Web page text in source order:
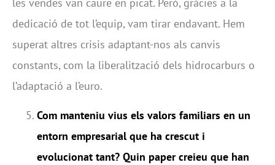
dedicació de tot l’equip, vam tirar endavant. Hem
superat altres crisis adaptant-nos als canvis
constants, com la liberalització dels hidrocarburs o
l’adaptació a l’euro.
Com manteniu vius els valors familiars en un
entorn empresarial que ha crescut i
evolucionat tant? Quin paper creieu que han